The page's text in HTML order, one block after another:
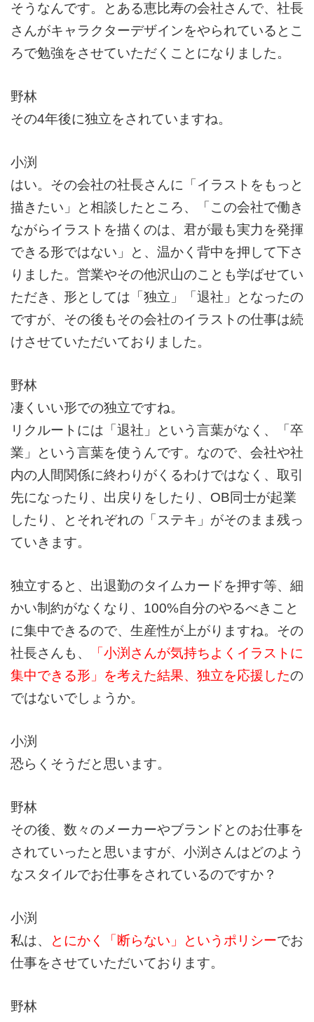
そうなんです。とある恵比寿の会社さんで、社長
さんがキャラクターデザインをやられているとこ
ろで勉強をさせていただくことになりました。
野林
その4年後に独立をされていますね。
小渕
はい。その会社の社長さんに「イラストをもっと
描きたい」と相談したところ、「この会社で働き
ながらイラストを描くのは、君が最も実力を発揮
できる形ではない」と、温かく背中を押して下さ
りました。営業やその他沢山のことも学ばせてい
ただき、形としては「独立」「退社」となったの
ですが、その後もその会社のイラストの仕事は続
けさせていただいておりました。
野林
凄くいい形での独立ですね。
リクルートには「退社」という言葉がなく、「卒
業」という言葉を使うんです。なので、会社や社
内の人間関係に終わりがくるわけではなく、取引
先になったり、出戻りをしたり、OB同士が起業
したり、とそれぞれの「ステキ」がそのまま残っ
ていきます。
独立すると、出退勤のタイムカードを押す等、細
かい制約がなくなり、100%自分のやるべきこと
に集中できるので、生産性が上がりますね。その
社長さんも、
「小渕さんが気持ちよくイラストに
集中できる形」を考えた結果、独立を応援したの
ではないでしょうか。
小渕
恐らくそうだと思います。
野林
その後、数々のメーカーやブランドとのお仕事を
されていったと思いますが、小渕さんはどのよう
なスタイルでお仕事をされているのですか？
小渕
私は、
とにかく「断らない」というポリシーでお
仕事をさせていただいております。
野林